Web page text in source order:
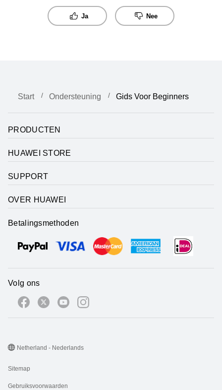
Ja Nee
Start Ondersteuning Gids Voor Beginners
PRODUCTEN
HUAWEI STORE
SUPPORT
OVER HUAWEI
Betalingsmethoden
Volg ons
Sitemap
Gebruiksvoorwaarden
Netherland - Nederlands